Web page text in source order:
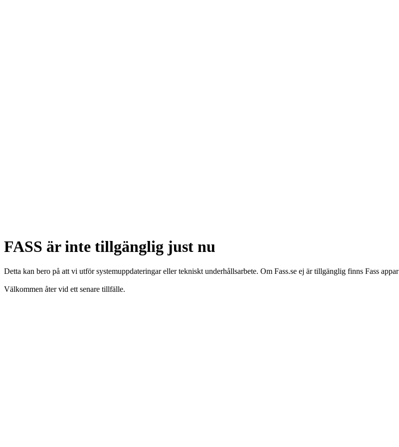
FASS är inte tillgänglig just nu
Detta kan bero på att vi utför systemuppdateringar eller tekniskt underhållsarbete. Om Fass.se ej är tillgänglig finns Fass
Välkommen åter vid ett senare tillfälle.